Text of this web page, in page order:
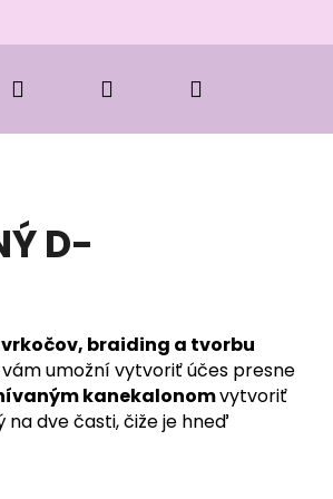
Kozmetika
Hľadať Prihlásenie
D-
braiding a tvorbu
umožní vytvoriť účes presne
kanekalonomvytvoriť
na dve časti, čiže je hneď